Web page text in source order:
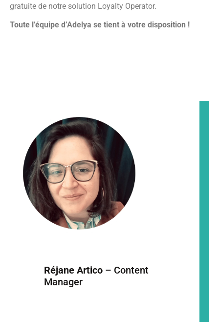
gratuite de notre solution Loyalty Operator.
Toute l’équipe d’Adelya se tient à votre disposition !
Réjane Artico – Content
Manager